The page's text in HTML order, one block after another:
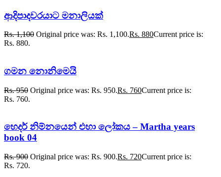
ආදිපාදවරයාට මනාලියක්
Rs.1,100 Original price was: Rs. 1,100.Rs. 880Current price is:
Rs. 880.
ගමන නොනිමෙයි
Rs.950 Original price was: Rs. 950.Rs. 760Current price is:
Rs. 760.
හෙදර් නිම්නයෙන් එහා ලෝකය – Martha years
book 04
Rs.900 Original price was: Rs. 900.Rs. 720Current price is:
Rs. 720.